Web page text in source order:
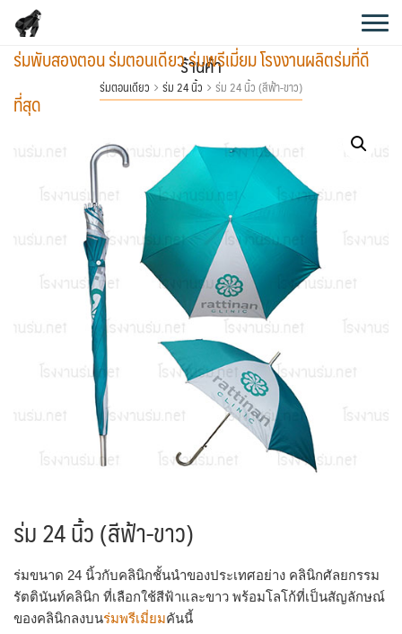
content
ร่มพับสองตอน ร่มตอนเดียว ร่มพรีเมี่ยม โรงงานผลิตร่มที่ดี
ที่สุด
ร้านค้า
ร่มตอนเดียว ร่ม 24 นิ้ว ร่ม 24 นิ้ว (สีฟ้า-ขาว)
ร่ม 24 นิ้ว (สีฟ้า-ขาว)
ร่มขนาด 24 นิ้วกับคลินิกชั้นนำของประเทศอย่าง คลินิกศัลยกรรม
รัตตินันท์คลินิก ที่เลือกใช้สีฟ้าและขาว พร้อมโลโก้ที่เป็นสัญลักษณ์
ของคลินิกลงบนร่มพรีเมี่ยมคันนี้